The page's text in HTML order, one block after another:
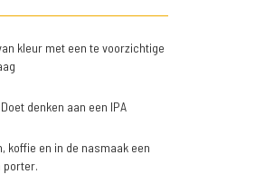
kleur met een te voorzichtige
denken aan een IPA
koffie en in de nasmaak een
porter.